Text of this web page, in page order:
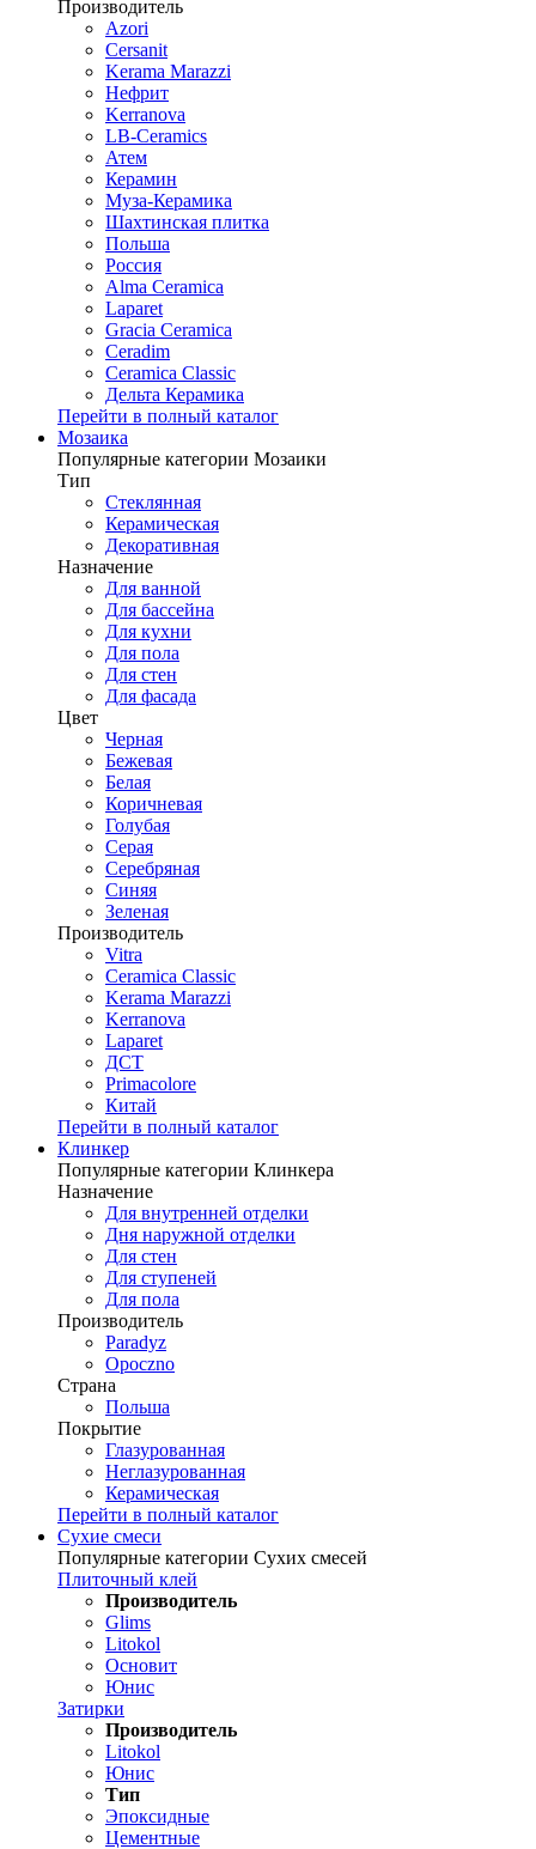
Производитель
Azori
Cersanit
Kerama Marazzi
Нефрит
Kerranova
LB-Ceramics
Атем
Керамин
Муза-Керамика
Шахтинская плитка
Польша
Россия
Alma Ceramica
Laparet
Gracia Ceramica
Ceradim
Ceramica Classic
Дельта Керамика
Перейти в полный каталог
Мозаика
Популярные категории Мозаики
Тип
Стеклянная
Керамическая
Декоративная
Назначение
Для ванной
Для бассейна
Для кухни
Для пола
Для стен
Для фасада
Цвет
Черная
Бежевая
Белая
Коричневая
Голубая
Серая
Серебряная
Синяя
Зеленая
Производитель
Vitra
Ceramica Classic
Kerama Marazzi
Kerranova
Laparet
ДСТ
Primacolore
Китай
Перейти в полный каталог
Клинкер
Популярные категории Клинкера
Назначение
Для внутренней отделки
Дня наружной отделки
Для стен
Для ступеней
Для пола
Производитель
Paradyz
Opoczno
Страна
Польша
Покрытие
Глазурованная
Неглазурованная
Керамическая
Перейти в полный каталог
Сухие смеси
Популярные категории Сухих смесей
Плиточный клей
Производитель
Glims
Litokol
Основит
Юнис
Затирки
Производитель
Litokol
Юнис
Тип
Эпоксидные
Цементные